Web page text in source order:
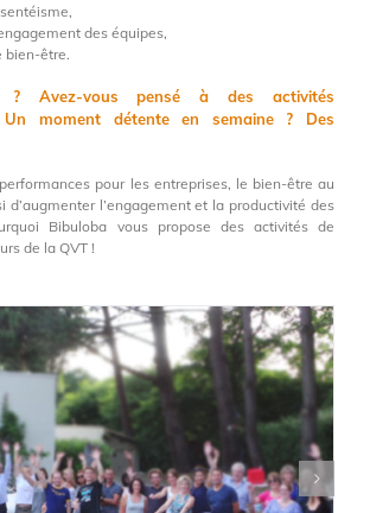
des équipes,
bien-être.
? Avez-vous pensé à des activités
Un moment détente en semaine ? Des
pour les entreprises, le bien-être au
d’augmenter l’engagement et la productivité des
Bibuloba vous propose des activités de
de la QVT !